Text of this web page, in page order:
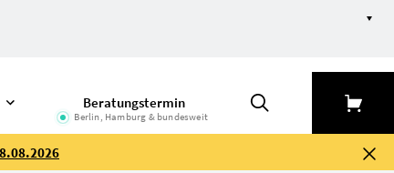
Beratungstermin
Berlin, Hamburg & bundesweit